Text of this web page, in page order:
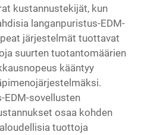
kustannustekijät, kun
langanpuristus-EDM-
järjestelmät tuottavat
suurten tuotantomäärien
kääntyy
EDM-sovellusten
osaa kohden
tuottoja